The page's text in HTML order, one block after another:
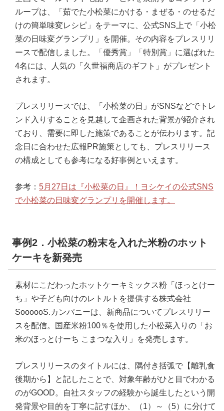
ループは、「茹でた小松菜にかける・まぜる・のせるだ
けの簡単味変レシピ」をテーマに、公式SNS上で「小松
菜の日味変グランプリ」を開催。その内容をプレスリリ
ースで配信しました。「優秀賞」「特別賞」に選ばれた
4名には、人気の「久世福商店のギフト」がプレゼント
されます。
プレスリリースでは、「小松菜の日」がSNSなどでトレ
ンド入りすることを見越して企画された背景が紹介され
ており、需要に即した施策であることが伝わります。記
念日に合わせた広報PR施策としても、プレスリリース
の構成としても参考になる好事例といえます。
参考： 5月27日は『小松菜の日』！ヨシケイの公式SNS
で小松菜の日味変グランプリを開催します。
事例2．小松菜の粉末を入れた米粉のホット
ケーキを新発売
素材にこだわったホットケーキミックス粉「ほっとけー
ち」や子ども向けのレトルトを提供する株式会社
SoooooS.カンパニーは、新商品についてプレスリリー
スを配信。国産米粉100％を使用した小松菜入りの「お
米のほっとけーち こまつな入り」を発売します。
プレスリリースのタイトルには、隅付き括弧で【離乳食
後期から】と記したことで、対象年齢がひと目でわかる
のがGOOD。自社スタッフの経験から誕生したという開
発背景や目的を丁寧に記すほか、（1）～（5）に分けて